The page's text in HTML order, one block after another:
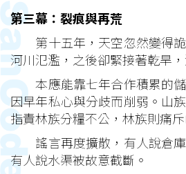
第三幕：裂痕與再荒
第十五年，天空忽然變得詭
河川氾濫，之後卻緊接著乾旱
本應能靠七年合作積累的儲
因早年私心與分歧而削弱。山
指責林族分糧不公，林族則痛斥
謠言再度擴散，有人說倉庫
有人說水渠被故意截斷。